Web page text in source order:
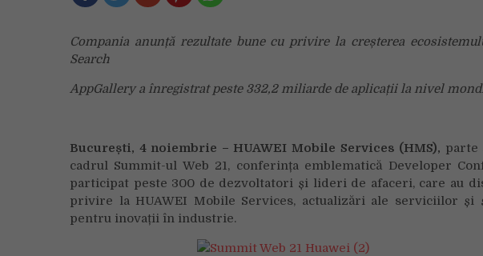
Compania anunță rezultate bune cu privire la creșterea
Search
AppGallery a înregistrat peste 332,2 miliarde de aplicații la nivel
București, 4 noiembrie – HUAWEI Mobile Services (HMS), parte
cadrul Summit-ul Web 21, conferința emblematică Developer
participat peste 300 de dezvoltatori și lideri de afaceri, care au
privire la HUAWEI Mobile Services, actualizări ale serviciilor
pentru inovații în industrie.